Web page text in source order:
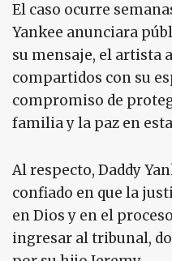
El caso ocurre
Yankee anunciara
su mensaje, el artista
compartidos con su
compromiso de
familia y la paz en
Al respecto, Daddy
confiado en que la
en Dios y en el
ingresar al tribunal,